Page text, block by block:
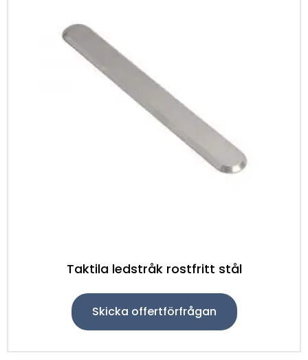
Taktila ledstråk rostfritt stål
Skicka offertförfrågan